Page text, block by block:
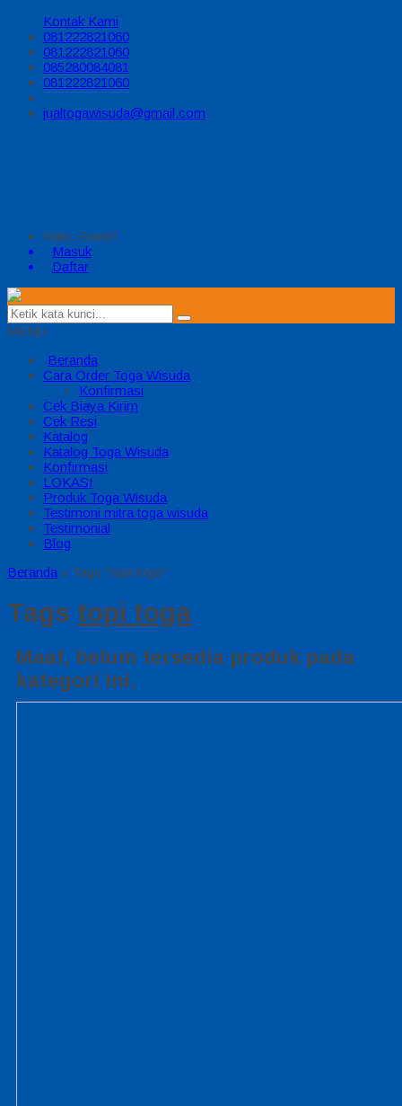
Kontak Kami
081222821060
081222821060
085280084081
081222821060
jualtogawisuda@gmail.com
Halo, Guest!
Masuk
Daftar
MENU
Beranda
Cara Order Toga Wisuda
Konfirmasi
Cek Biaya Kirim
Cek Resi
Katalog
Katalog Toga Wisuda
Konfirmasi
LOKASI
Produk Toga Wisuda
Testimoni mitra toga wisuda
Testimonial
Blog
Beranda » Tags "topi toga"
Tags topi toga
Maaf, belum tersedia produk pada
kategori ini.